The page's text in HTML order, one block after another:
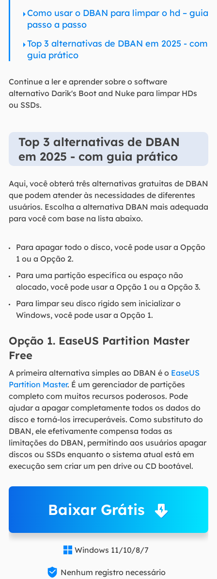
Como usar o DBAN para limpar o hd – guia
passo a passo
Top 3 alternativas de DBAN em 2025 - com
guia prático
Continue a ler e aprender sobre o software
alternativo Darik's Boot and Nuke para limpar HDs
ou SSDs.
Top 3 alternativas de DBAN
em 2025 - com guia prático
Aqui, você obterá três alternativas gratuitas de DBAN
que podem atender às necessidades de diferentes
usuários. Escolha a alternativa DBAN mais adequada
para você com base na lista abaixo.
Para apagar todo o disco, você pode usar a Opção
1 ou a Opção 2.
Para uma partição específica ou espaço não
alocado, você pode usar a Opção 1 ou a Opção 3.
Para limpar seu disco rígido sem inicializar o
Windows, você pode usar a Opção 1.
Opção 1. EaseUS Partition Master
Free
A primeira alternativa simples ao DBAN é o EaseUS
Partition Master. É um gerenciador de partições
completo com muitos recursos poderosos. Pode
ajudar a apagar completamente todos os dados do
disco e torná-los irrecuperáveis. Como substituto do
DBAN, ele efetivamente compensa todas as
limitações do DBAN, permitindo aos usuários apagar
discos ou SSDs enquanto o sistema atual está em
execução sem criar um pen drive ou CD bootável.
Baixar Grátis
 Windows 11/10/8/7
 Nenhum registro necessário